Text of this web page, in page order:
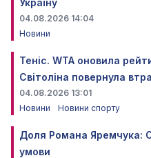
Україну
04.08.2026 14:04
Новини
Теніс. WTA оновила
Світоліна повернула
04.08.2026 13:01
Новини
Новини спорту
Доля Романа Яремчука:
умови